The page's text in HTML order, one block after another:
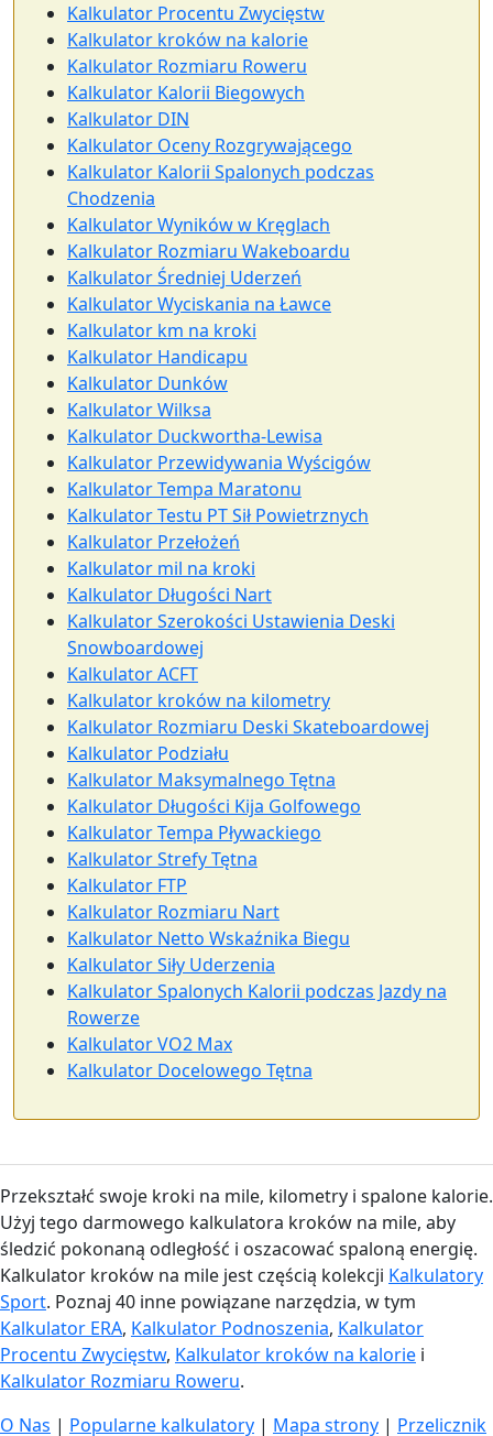
Kalkulator Procentu Zwycięstw
Kalkulator kroków na kalorie
Kalkulator Rozmiaru Roweru
Kalkulator Kalorii Biegowych
Kalkulator DIN
Kalkulator Oceny Rozgrywającego
Kalkulator Kalorii Spalonych podczas
Chodzenia
Kalkulator Wyników w Kręglach
Kalkulator Rozmiaru Wakeboardu
Kalkulator Średniej Uderzeń
Kalkulator Wyciskania na Ławce
Kalkulator km na kroki
Kalkulator Handicapu
Kalkulator Dunków
Kalkulator Wilksa
Kalkulator Duckwortha-Lewisa
Kalkulator Przewidywania Wyścigów
Kalkulator Tempa Maratonu
Kalkulator Testu PT Sił Powietrznych
Kalkulator Przełożeń
Kalkulator mil na kroki
Kalkulator Długości Nart
Kalkulator Szerokości Ustawienia Deski
Snowboardowej
Kalkulator ACFT
Kalkulator kroków na kilometry
Kalkulator Rozmiaru Deski Skateboardowej
Kalkulator Podziału
Kalkulator Maksymalnego Tętna
Kalkulator Długości Kija Golfowego
Kalkulator Tempa Pływackiego
Kalkulator Strefy Tętna
Kalkulator FTP
Kalkulator Rozmiaru Nart
Kalkulator Netto Wskaźnika Biegu
Kalkulator Siły Uderzenia
Kalkulator Spalonych Kalorii podczas Jazdy na
Rowerze
Kalkulator VO2 Max
Kalkulator Docelowego Tętna
Przekształć swoje kroki na mile, kilometry i spalone kalorie.
Użyj tego darmowego kalkulatora kroków na mile, aby
śledzić pokonaną odległość i oszacować spaloną energię.
Kalkulator kroków na mile jest częścią kolekcji Kalkulatory
Sport. Poznaj 40 inne powiązane narzędzia, w tym
Kalkulator ERA, Kalkulator Podnoszenia, Kalkulator
Procentu Zwycięstw, Kalkulator kroków na kalorie i
Kalkulator Rozmiaru Roweru.
O Nas | Popularne kalkulatory | Mapa strony | Przelicznik